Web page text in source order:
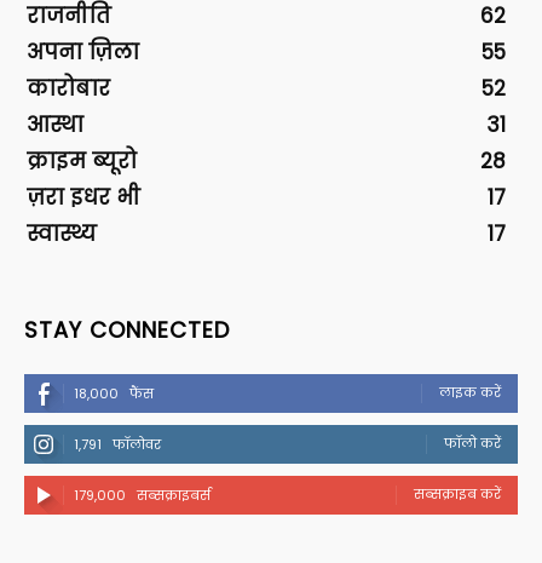
राजनीति
62
अपना ज़िला
55
कारोबार
52
आस्था
31
क्राइम ब्यूरो
28
ज़रा इधर भी
17
स्वास्थ्य
17
STAY CONNECTED
18,000 फैंस लाइक करें
1,791 फॉलोवर फॉलो करें
179,000 सब्सक्राइबर्स सब्सक्राइब करें